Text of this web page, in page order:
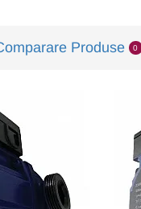
Produse 0